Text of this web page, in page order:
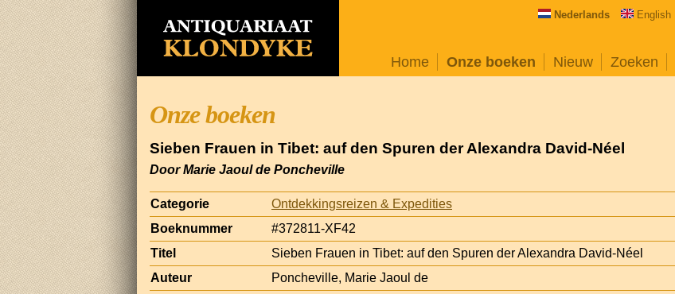
Nederlands English
Home Onze boeken Nieuw Zoeken
Onze boeken
Sieben Frauen in Tibet: auf den Spuren der Alexandra David-Néel
Door Marie Jaoul de Poncheville
Categorie
Ontdekkingsreizen & Expedities
Boeknummer
#372811-XF42
Titel
Sieben Frauen in Tibet: auf den Spuren der Alexandra David-Néel
Auteur
Poncheville, Marie Jaoul de